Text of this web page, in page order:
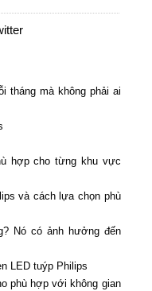
tháng mà không phải ai
hợp cho từng khu vực
và cách lựa chọn phù
Nó có ảnh hưởng đến
LED tuýp Philips
phù hợp với không gian